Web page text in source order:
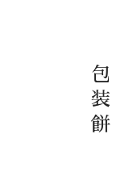
包
装
餅